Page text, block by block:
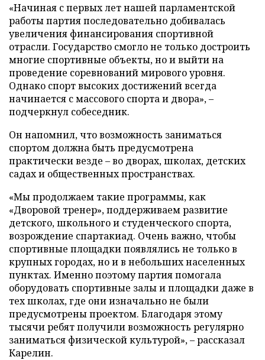
«Начиная с первых лет нашей парламентской
работы партия последовательно добивалась
увеличения финансирования спортивной
отрасли. Государство смогло не только достроить
многие спортивные объекты, но и выйти на
проведение соревнований мирового уровня.
Однако спорт высоких достижений всегда
начинается с массового спорта и двора», –
подчеркнул собеседник.
Он напомнил, что возможность заниматься
спортом должна быть предусмотрена
практически везде – во дворах, школах, детских
садах и общественных пространствах.
«Мы продолжаем такие программы, как
«Дворовой тренер», поддерживаем развитие
детского, школьного и студенческого спорта,
возрождение спартакиад. Очень важно, чтобы
спортивные площадки появлялись не только в
крупных городах, но и в небольших населенных
пунктах. Именно поэтому партия помогала
оборудовать спортивные залы и площадки даже в
тех школах, где они изначально не были
предусмотрены проектом. Благодаря этому
тысячи ребят получили возможность регулярно
заниматься физической культурой», – рассказал
Карелин.